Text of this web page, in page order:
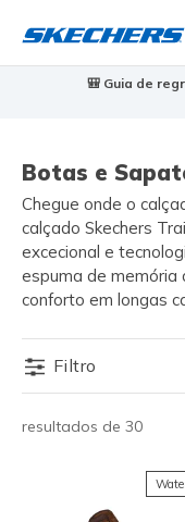
🎒 Guia de
Botas e
Chegue onde o
calçado Skechers
excecional e
espuma de memória
conforto em longas
Filtro
resultados de 30